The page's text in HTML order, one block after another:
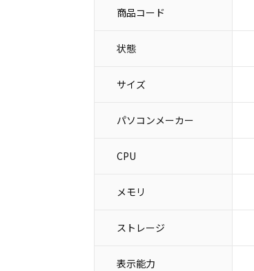
商品コード
状態
サイズ
パソコンメーカー
CPU
メモリ
ストレージ
表示能力